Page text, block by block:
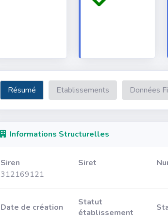
Résumé Etablissements Données
Informations Structurelles
Siren Siret
312169121
Date de création
Statut
établissement